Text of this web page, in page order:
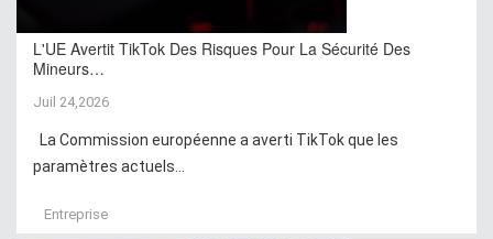
L'UE Avertit TikTok Des Risques Pour La Sécurité Des
Mineurs…
Juil 24,2026
La Commission européenne a averti TikTok que les
paramètres actuels...
Entreprise